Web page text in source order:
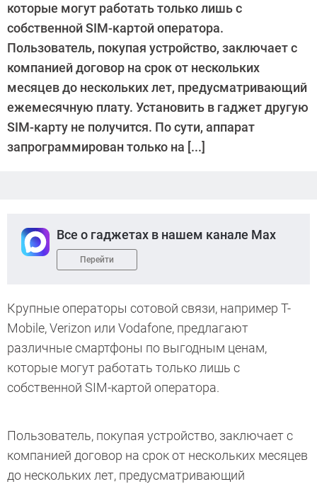
которые могут работать только лишь с
собственной SIM-картой оператора.
Пользователь, покупая устройство, заключает с
компанией договор на срок от нескольких
месяцев до нескольких лет, предусматривающий
ежемесячную плату. Установить в гаджет другую
SIM-карту не получится. По сути, аппарат
запрограммирован только на [...]
Все о гаджетах в нашем канале Max
Перейти
Крупные операторы сотовой связи, например T-
Mobile, Verizon или Vodafone, предлагают
различные смартфоны по выгодным ценам,
которые могут работать только лишь с
собственной SIM-картой оператора.
Пользователь, покупая устройство, заключает с
компанией договор на срок от нескольких месяцев
до нескольких лет, предусматривающий